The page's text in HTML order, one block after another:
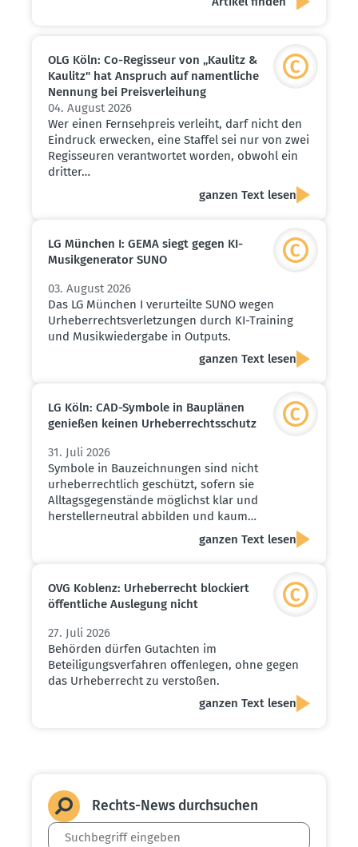
OLG Köln: Co-Regisseur von „Kaulitz &
Kaulitz" hat Anspruch auf nament­liche
Nennung bei Preis­ver­leihung
04. August 2026
Wer einen Fernsehpreis verleiht, darf nicht den
Eindruck erwecken, eine Staffel sei nur von zwei
Regisseuren verantwortet worden, obwohl ein
dritter…
ganzen Text lesen
LG München I: GEMA siegt gegen KI-
Musik­ge­ne­rator SUNO
03. August 2026
Das LG München I verurteilte SUNO wegen
Urheberrechtsverletzungen durch KI-Training
und Musikwiedergabe in Outputs.
ganzen Text lesen
LG Köln: CAD-Symbole in Bauplänen
genießen keinen Urheber­rechts­schutz
31. Juli 2026
Symbole in Bauzeichnungen sind nicht
urheberrechtlich geschützt, sofern sie
Alltagsgegenstände möglichst klar und
herstellerneutral abbilden und kaum…
ganzen Text lesen
OVG Koblenz: Urheber­recht blockiert
öffent­liche Auslegung nicht
27. Juli 2026
Behörden dürfen Gutachten im
Beteiligungsverfahren offenlegen, ohne gegen
das Urheberrecht zu verstoßen.
ganzen Text lesen
Rechts-News durch­suchen